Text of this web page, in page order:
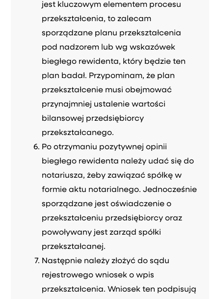
jest kluczowym elementem procesu
przekształcenia, to zalecam
sporządzane planu przekształcenia
pod nadzorem lub wg wskazówek
biegłego rewidenta, który będzie ten
plan badał. Przypominam, że plan
przekształcenie musi obejmować
przynajmniej ustalenie wartości
bilansowej przedsiębiorcy
przekształcanego.
Po otrzymaniu pozytywnej opinii
biegłego rewidenta należy udać się do
notariusza, żeby zawiązać spółkę w
formie aktu notarialnego. Jednocześnie
sporządzane jest oświadczenie o
przekształceniu przedsiębiorcy oraz
powoływany jest zarząd spółki
przekształcanej.
Następnie należy złożyć do sądu
rejestrowego wniosek o wpis
przekształcenia. Wniosek ten podpisują